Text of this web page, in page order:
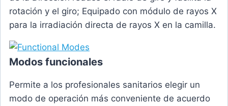
rotación y el giro; Equipado con módulo de rayos X
para la irradiación directa de rayos X en la camilla.
Modos funcionales
Permite a los profesionales sanitarios elegir un
modo de operación más conveniente de acuerdo